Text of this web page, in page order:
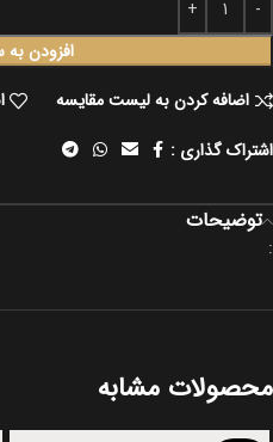
افزودن
اضافه کردن به لیست مقایسه
اشتراک گذاری :
توضیحات
:
محصولات مشابه